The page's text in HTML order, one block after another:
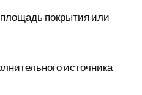
покрытия или
источника